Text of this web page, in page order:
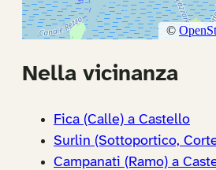
Nella vicinanza
Fica (Calle) a Castello
Surlin (Sottoportico,
Campanati (Ramo) a